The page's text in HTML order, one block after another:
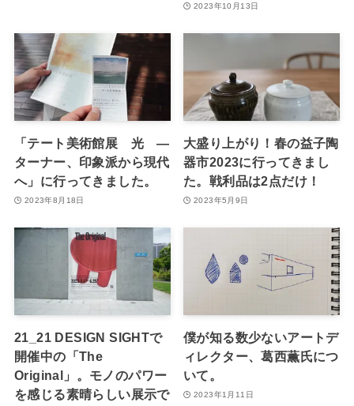
2023年10月13日
「テート美術館展 光 ―
ターナー、印象派から現代
へ」に行ってきました。
2023年8月18日
大盛り上がり！春の益子陶
器市2023に行ってきまし
た。戦利品は2点だけ！
2023年5月9日
21_21 DESIGN SIGHTで
開催中の「The
Original」。モノのパワー
を感じる素晴らしい展示で
僕が知る数少ないアートデ
ィレクター、葛西薫氏につ
いて。
2023年1月11日